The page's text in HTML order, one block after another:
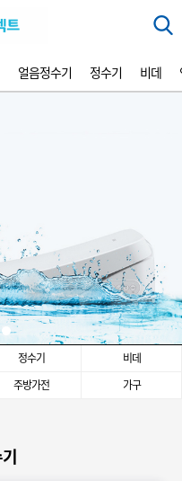
얼음정수기 정수기 비데
정수기
비데
주방가전
가구